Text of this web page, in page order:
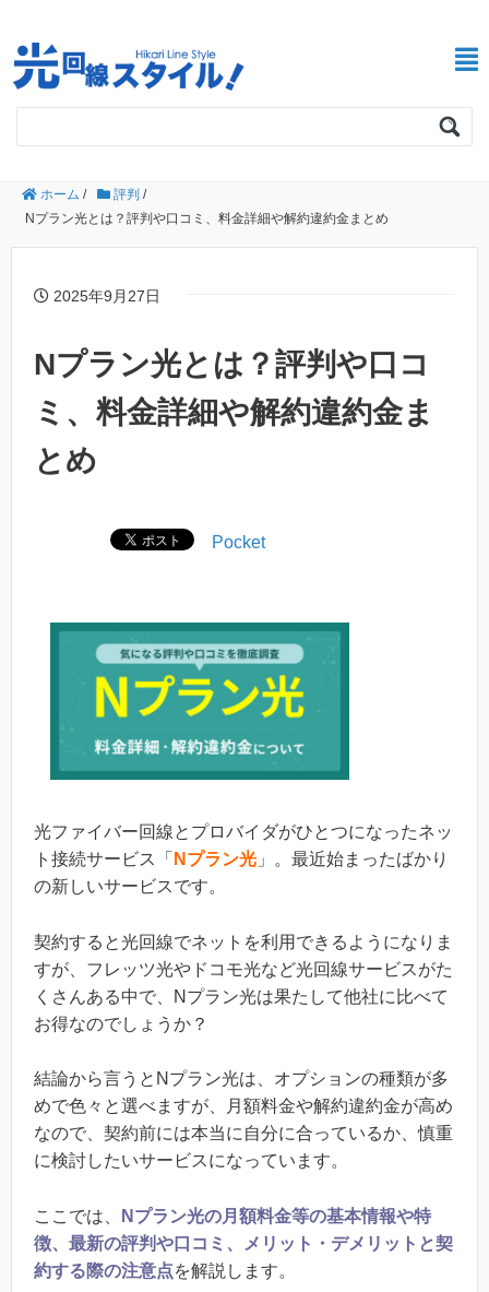
ホーム / 評判 /
Nプラン光とは？評判や口コミ、料金詳細や解約違約金まとめ
2025年9月27日
Nプラン光とは？評判や口コ
ミ、料金詳細や解約違約金ま
とめ
Pocket
光ファイバー回線とプロバイダがひとつになったネッ
ト接続サービス「 Nプラン光 」。最近始まったばかり
の新しいサービスです。
契約すると光回線でネットを利用できるようになりま
すが、フレッツ光やドコモ光など光回線サービスがた
くさんある中で、Nプラン光は果たして他社に比べて
お得なのでしょうか？
結論から言うとNプラン光は、オプションの種類が多
めで色々と選べますが、月額料金や解約違約金が高め
なので、契約前には本当に自分に合っているか、慎重
に検討したいサービスになっています。
ここでは、
Nプラン光の月額料金等の基本情報や特
徴、最新の評判や口コミ、メリット・デメリットと契
約する際の注意点を解説します。